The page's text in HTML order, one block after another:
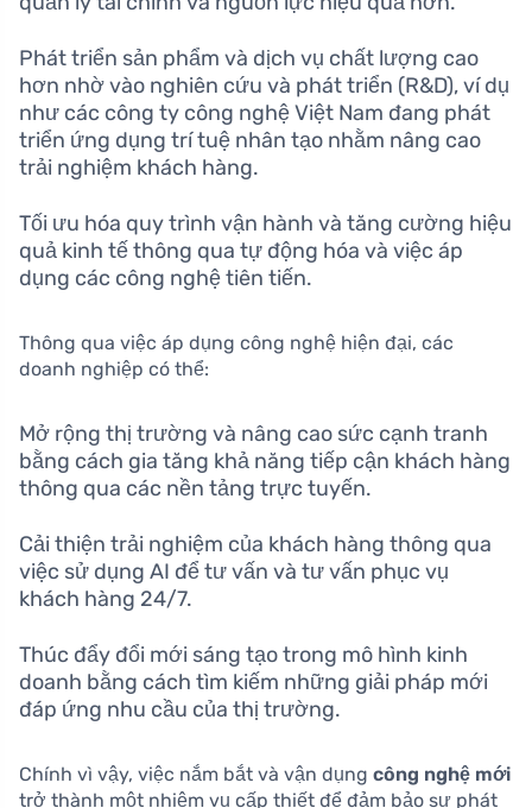
Phát triển sản phẩm và dịch vụ chất lượng cao
hơn nhờ vào nghiên cứu và phát triển (R&D), ví dụ
như các công ty công nghệ Việt Nam đang phát
triển ứng dụng trí tuệ nhân tạo nhằm nâng cao
trải nghiệm khách hàng.
Tối ưu hóa quy trình vận hành và tăng cường hiệu
quả kinh tế thông qua tự động hóa và việc áp
dụng các công nghệ tiên tiến.
Thông qua việc áp dụng công nghệ hiện đại, các
doanh nghiệp có thể:
Mở rộng thị trường và nâng cao sức cạnh tranh
bằng cách gia tăng khả năng tiếp cận khách hàng
thông qua các nền tảng trực tuyến.
Cải thiện trải nghiệm của khách hàng thông qua
việc sử dụng AI để tư vấn và tư vấn phục vụ
khách hàng 24/7.
Thúc đẩy đổi mới sáng tạo trong mô hình kinh
doanh bằng cách tìm kiếm những giải pháp mới
đáp ứng nhu cầu của thị trường.
Chính vì vậy, việc nắm bắt và vận dụng công nghệ mới
trở thành một nhiệm vụ cấp thiết để đảm bảo sự phát